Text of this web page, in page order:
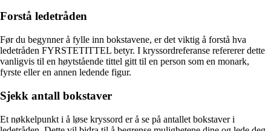
Forstå ledetråden
Før du begynner å fylle inn bokstavene, er det viktig å forstå hva
ledetråden FYRSTETITTEL betyr. I kryssordreferanse refererer dette
vanligvis til en høytstående tittel gitt til en person som en monark,
fyrste eller en annen ledende figur.
Sjekk antall bokstaver
Et nøkkelpunkt i å løse kryssord er å se på antallet bokstaver i